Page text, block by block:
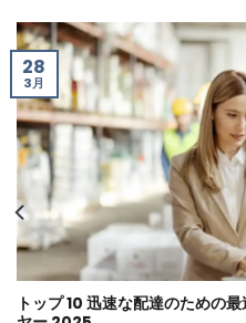
トップ 10 迅速な配達のための
28
3月